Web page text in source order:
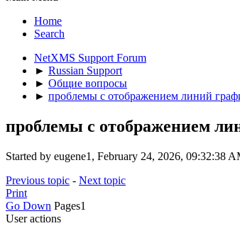
Home
Search
NetXMS Support Forum
► Russian Support
► Общие вопросы
► проблемы с отображением линий
проблемы с отображением
Started by eugene1, February 24, 2026, 09:32:38
Previous topic - Next topic
Print
Go Down Pages1
User actions